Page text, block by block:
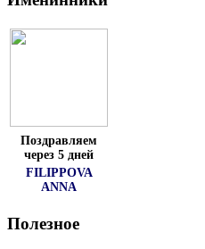
Поздравляем
через 5 дней
FILIPPOVA
ANNA
Полезное